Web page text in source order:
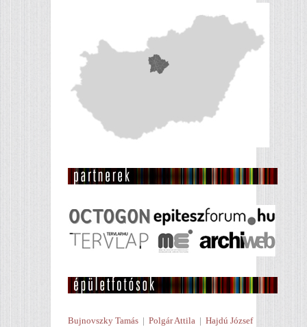
Bujnovszky Tamás | Polgár Attila | Hajdú József